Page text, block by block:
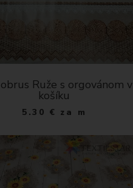
Ruže s orgovánom v
košíku
5.30 € za m